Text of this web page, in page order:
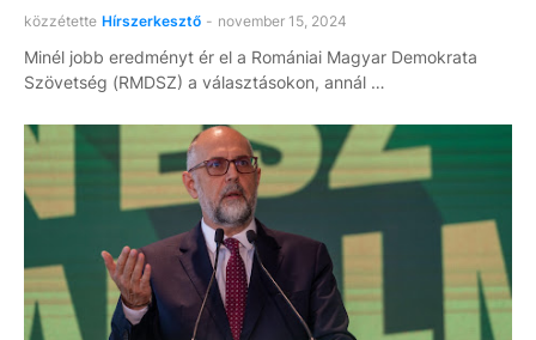
közzétette Hírszerkesztő - november 15, 2024
Minél jobb eredményt ér el a Romániai Magyar Demokrata
Szövetség (RMDSZ) a választásokon, annál …